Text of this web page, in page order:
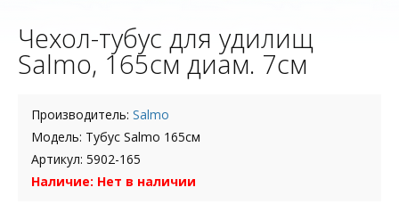
Чехол-тубус для удилищ
Salmo, 165см диам. 7см
Производитель: Salmo
Модель: Тубус Salmo 165см
Артикул: 5902-165
Наличие: Нет в наличии